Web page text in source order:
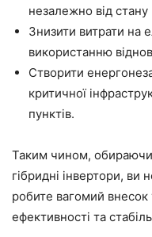
незалежно від
Знизити витрати на
використанню
Створити
критичної
пунктів.
Таким чином, обираючи
гібридні інвертори,
робите вагомий
ефективності та